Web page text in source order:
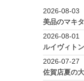
2026-08-03
美品のマキ
2026-08-01
ルイヴィト
2026-07-27
佐賀店夏の